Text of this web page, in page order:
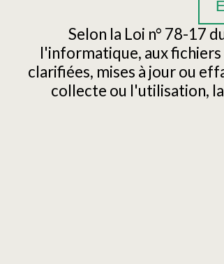
Selon la Loi n° 78-17
l'informatique, aux
clarifiées, mises à jour ou
collecte ou l'utilisation,